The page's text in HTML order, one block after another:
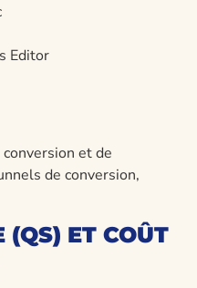
Editor
et de
de conversion,
(QS) ET COÛT